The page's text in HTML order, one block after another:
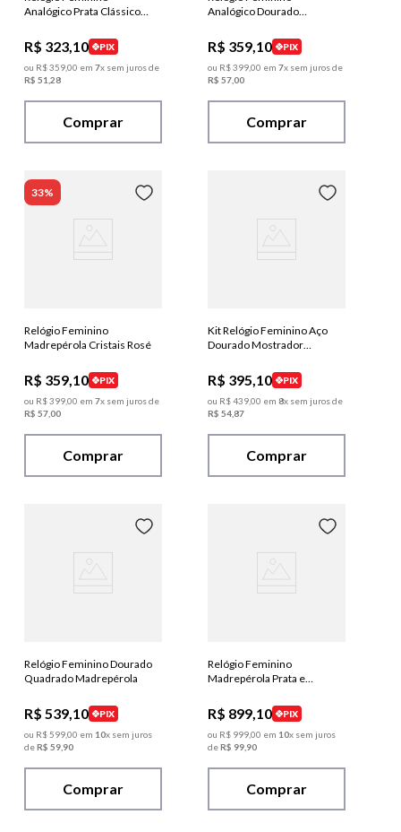
Analógico Prata Clássico
R$ 323,10
PIX
ou R$35900 em 7x sem juros de
R$ 51 28
Comprar
Analógico Dourado
R$ 359,10
PIX
ou R$39900 em 7x sem juros de
R$ 5700
Comprar
33%
Relógio Feminino
Madrepérola Cristais Rosé
R$ 359,10
PIX
ou R$39900 em 7x sem juros de
R$ 5700
Comprar
Kit Relógio Feminino Aço
Dourado Mostrador
R$ 395,10
PIX
ou R$43900 em 8x sem juros de
R$ 54 87
Comprar
Relógio Feminino Dourado
Quadrado Madrepérola
R$ 539,10
PIX
ou R$ 59900 em 10x sem juros
deR$ 59 90
Comprar
Relógio Feminino
Madrepérola Prata e
R$ 899,10
PIX
ou R$ 99900 em 10x sem juros
deR$ 99 90
Comprar